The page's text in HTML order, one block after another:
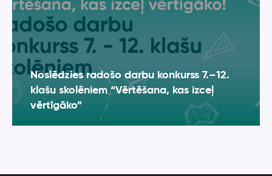
Noslēdzies radošo darbu konkurss 7.–12.
klašu skolēniem “Vērtēšana, kas izceļ
vērtīgāko”